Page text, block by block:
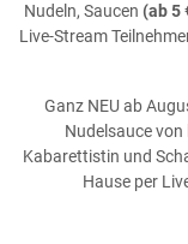
Nudeln, Saucen (ab 5
Live-Stream
Ganz NEU ab
Nudelsauce
Kabarettistin und
Hause per